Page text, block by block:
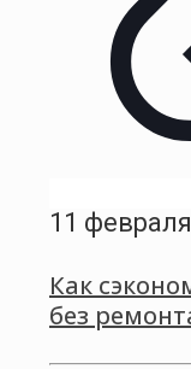
11
Как
без